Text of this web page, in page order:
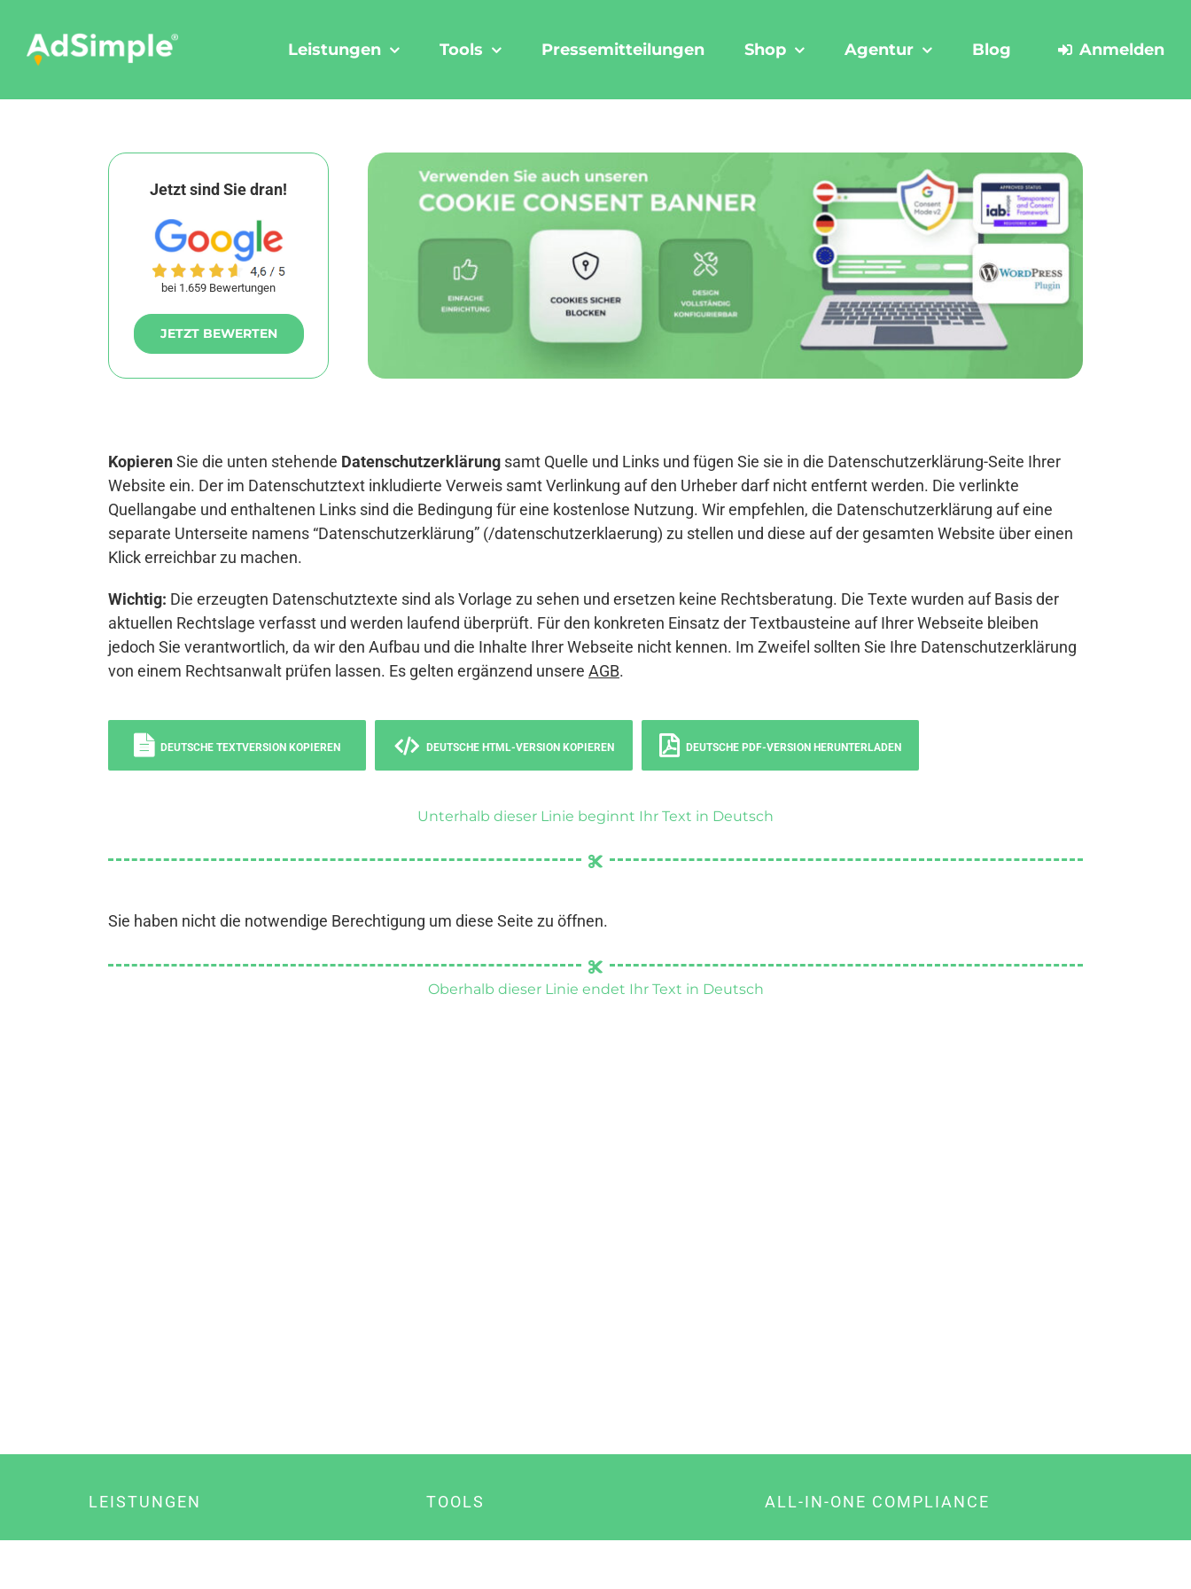
content
Leistungen Tools Pressemitteilungen Shop Agentur Blog Anmelden
Jetzt sind Sie dran!
bei 1.659 Bewertungen
JETZT BEWERTEN
KopierenSie die unten stehende Datenschutzerklärung samt Quelle und Links und fügen Sie sie in die Datenschutzerklärung-Seite Ihrer
Website ein. Der im Datenschutztext inkludierte Verweis samt Verlinkung auf den Urheber darf nicht entfernt werden. Die verlinkte
Quellangabe und enthaltenen Links sind die Bedingung für eine kostenlose Nutzung. Wir empfehlen, die Datenschutzerklärung auf eine
separate Unterseite namens “Datenschutzerklärung” (/datenschutzerklaerung) zu stellen und diese auf der gesamten Website über einen
Klick erreichbar zu machen.
Wichtig: Die erzeugten Datenschutztexte sind als Vorlage zu sehen und ersetzen keine Rechtsberatung. Die Texte wurden auf Basis der
aktuellen Rechtslage verfasst und werden laufend überprüft. Für den konkreten Einsatz der Textbausteine auf Ihrer Webseite bleiben
jedoch Sie verantwortlich, da wir den Aufbau und die Inhalte Ihrer Webseite nicht kennen. Im Zweifel sollten Sie Ihre Datenschutzerklärung
von einem Rechtsanwalt prüfen lassen. Es gelten ergänzend unsere AGB.
DEUTSCHE TEXTVERSION KOPIEREN DEUTSCHE HTML-VERSION KOPIEREN DEUTSCHE PDF-VERSION HERUNTERLADEN
Unterhalb dieser Linie beginnt Ihr Text in Deutsch
Sie haben nicht die notwendige Berechtigung um diese Seite zu öffnen.
Oberhalb dieser Linie endet Ihr Text in Deutsch
LEISTUNGEN TOOLS ALL-IN-ONE COMPLIANCE